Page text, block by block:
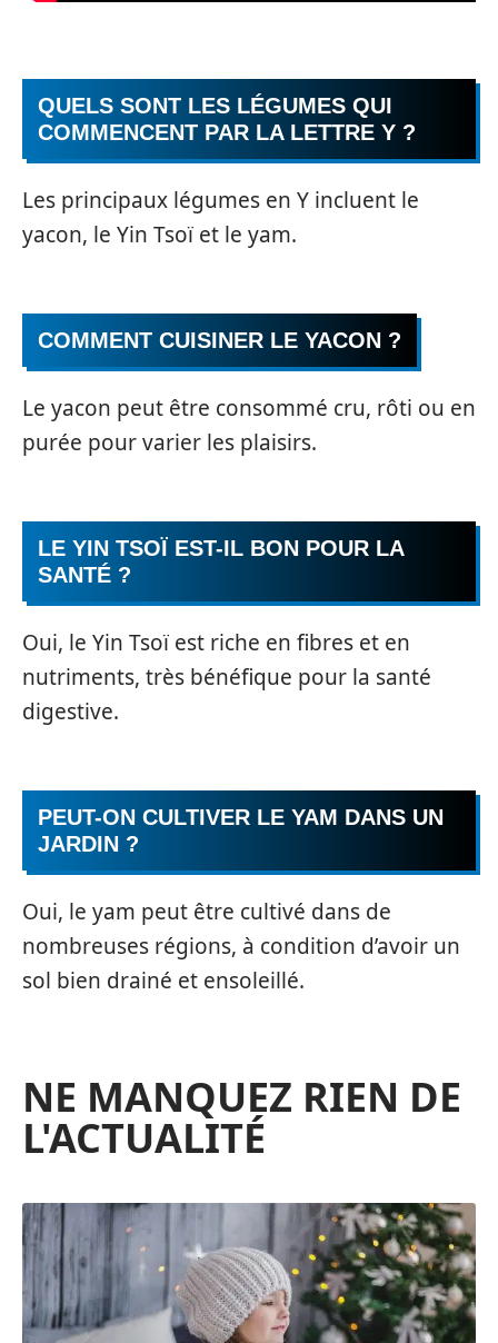
QUELS SONT LES LÉGUMES QUI
COMMENCENT PAR LA LETTRE Y ?
Les principaux légumes en Y incluent le
yacon, le Yin Tsoï et le yam.
COMMENT CUISINER LE YACON ?
Le yacon peut être consommé cru, rôti ou en
purée pour varier les plaisirs.
LE YIN TSOÏ EST-IL BON POUR LA
SANTÉ ?
Oui, le Yin Tsoï est riche en fibres et en
nutriments, très bénéfique pour la santé
digestive.
PEUT-ON CULTIVER LE YAM DANS UN
JARDIN ?
Oui, le yam peut être cultivé dans de
nombreuses régions, à condition d’avoir un
sol bien drainé et ensoleillé.
NE MANQUEZ RIEN DE
L'ACTUALITÉ